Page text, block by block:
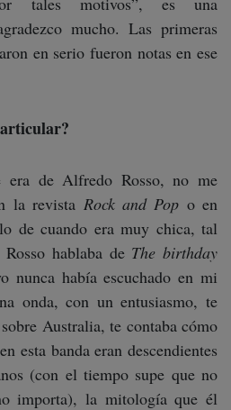
mucho. Las primeras
en serio fueron notas en ese
era de Alfredo Rosso, no me
la revista Rock and Pop o en
de cuando era muy chica, tal
hablaba de The birthday
nunca había escuchado en mi
onda, con un entusiasmo, te
Australia, te contaba cómo
esta banda eran descendientes
(con el tiempo supe que no
importa), la mitología que él